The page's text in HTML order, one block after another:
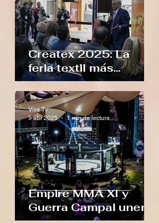
Createx 2025: La
feria textil más
importante del país
regresa a Bogotá
Empire MMA XI y
Guerra Campal unen
Vive Tv
9 abr 2025
1 min de lectura